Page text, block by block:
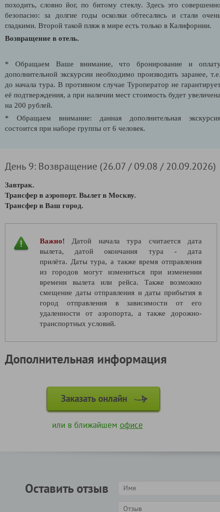
походить, словно йог, по битому стеклу. Здесь это
безопасно: за долгие годы осколки обтесались и стали
гладкими. Второй такой пляж в мире есть только в Калифорнии.
Возвращение в отель.
* Обращаем Ваше внимание, что бронирование и
дополнительной экскурсии необходимо производить заранее,
до начала тура. В противном случае Туроператор не
её подтверждения, а при наличии мест стоимость будет
на 200 рублей.
* Обращаем внимание: данная дополнительная
состоится при наборе группы от 6 человек.
День 9: Возвращение (26.07 / 09.08 / 20.09.2026)
Завтрак.
Трансфер в аэропорт. Вылет в Москву.
Трансфер в Ваш город.
Важно!
Датой начала тура считается дата
вылета, датой окончания тура - дата
прилёта. Даты тура, а также время отправления
из городов могут измениться при изменении
времени вылета или рейса. Также возможно
смещение даты отправления и даты прибытия в
город отправления в зависимости от его
удаленности от аэропорта, а также дорожно-
транспортных условий.
Дополнительная информация
Заказать онлайн
или в ближайшем офисе
Оставить отзыв